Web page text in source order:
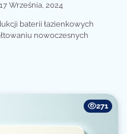
17 Września, 2024
baterii łazienkowych
nowoczesnych
271